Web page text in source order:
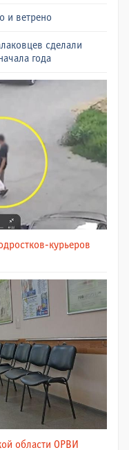
и ветрено
сделали
года
курьеров
области ОРВИ